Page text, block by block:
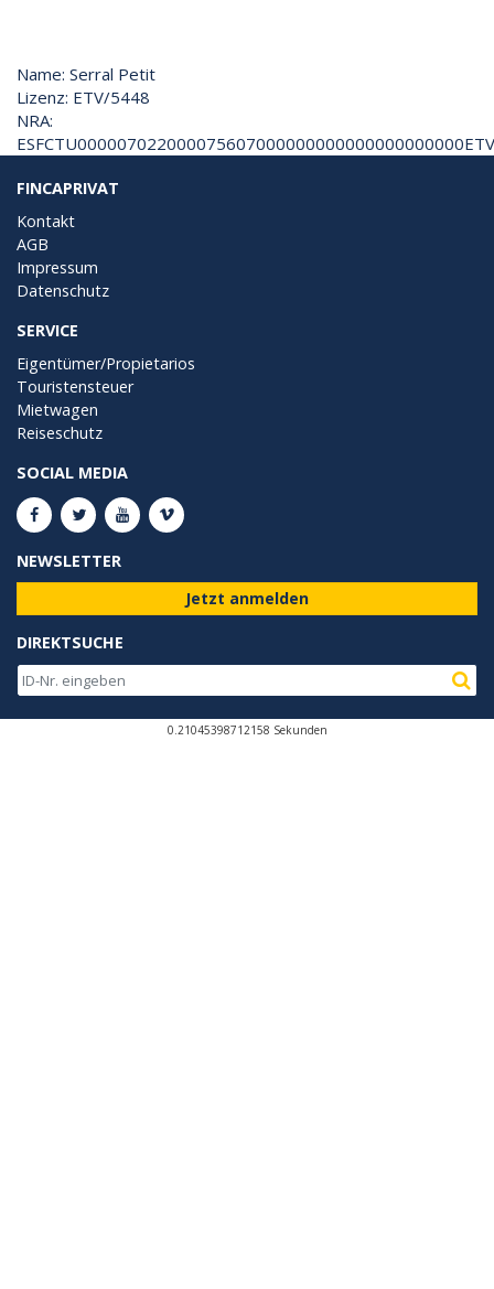
Name: Serral Petit
Lizenz: ETV/5448
NRA:
FINCAPRIVAT
Kontakt
AGB
Impressum
Datenschutz
SERVICE
Eigentümer/Propietarios
Touristensteuer
Mietwagen
Reiseschutz
SOCIAL MEDIA
NEWSLETTER
Jetzt anmelden
DIREKTSUCHE
0.21045398712158 Sekunden